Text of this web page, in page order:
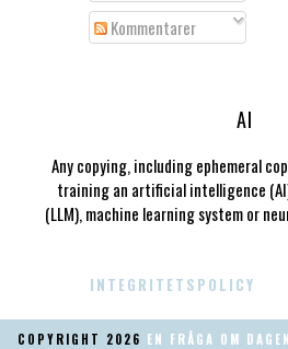
Kommentarer
AI
Any copying, including ephemeral
training an artificial intelligence
(LLM), machine learning system or
INTEGRITETSPOLICY
COPYRIGHT 2026 EN FRÅGA OM DAGEN